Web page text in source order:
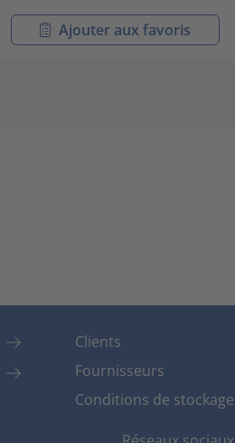
Ajouter aux favoris
Clients
Fournisseurs
Conditions de stockage